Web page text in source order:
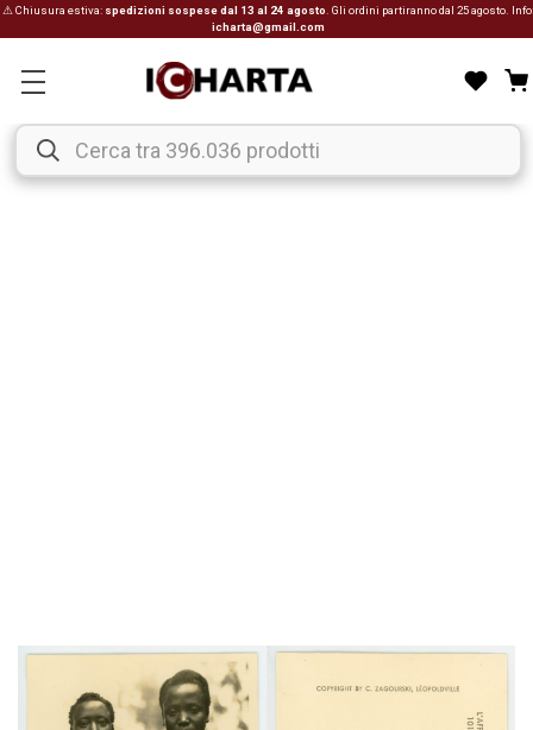
⚠ Chiusura estiva: spedizioni sospese dal 13 al 24 agosto . Gli ordini partiranno dal 25 agosto. Info:
icharta@gmail.com